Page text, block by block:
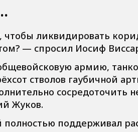
чтобы ликвидировать
— спросил Иосиф
армию,
стволов гаубичной
сосредоточить
Жуков.
поддерживал